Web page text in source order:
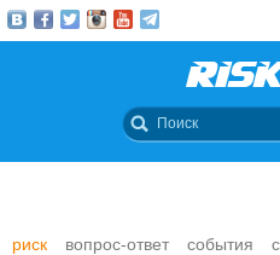
риск вопрос-ответ события